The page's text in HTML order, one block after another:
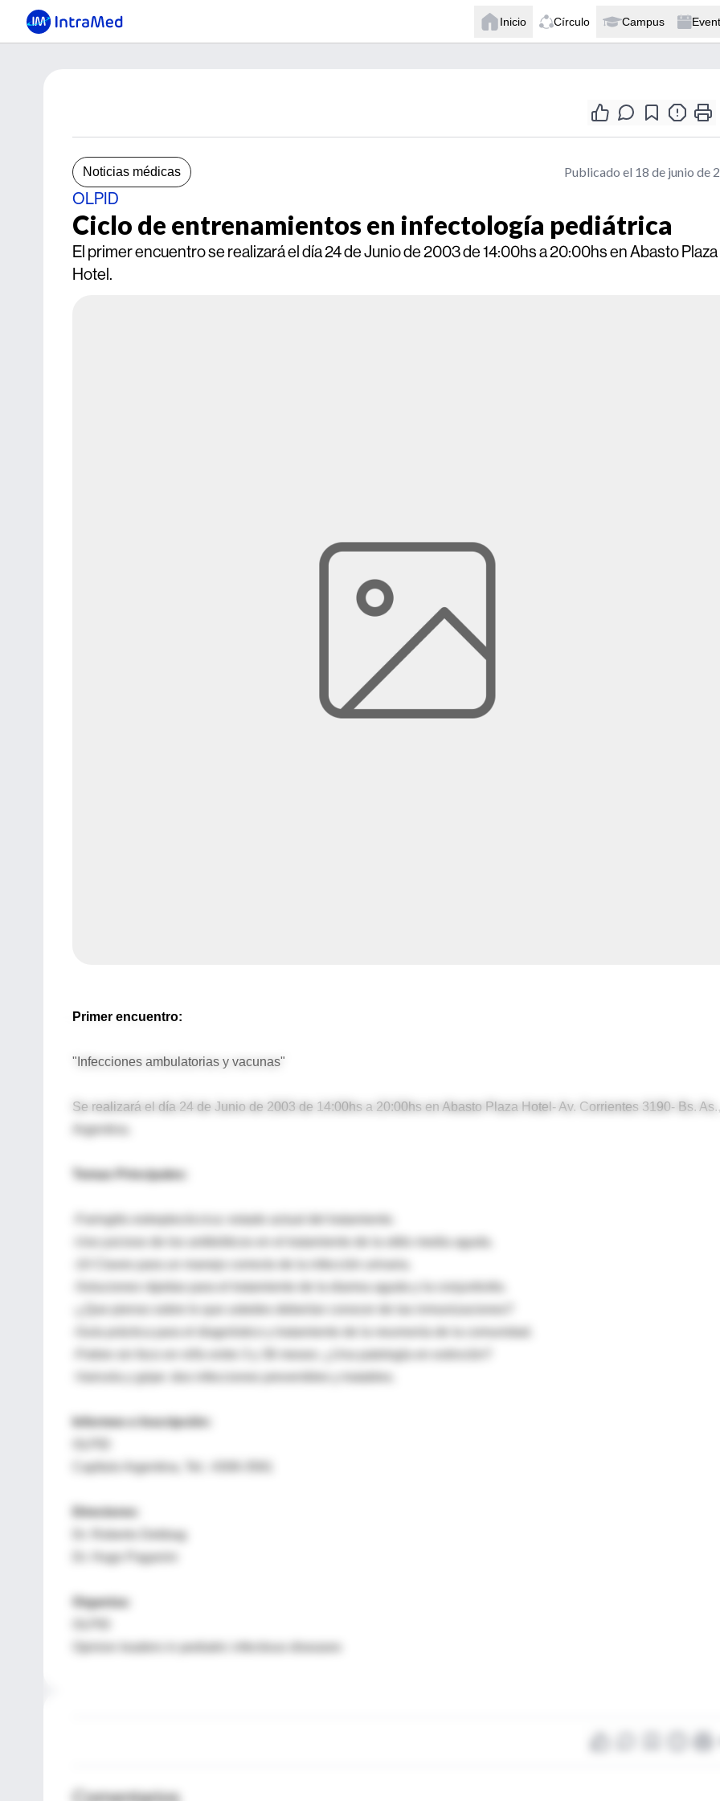
Inicio Círculo Campus
Noticias médicas Publicado el 18 de junio de
OLPID
Ciclo de entrenamientos en infectología pediátrica
El primer encuentro se realizará el día 24 de Junio de 2003 de 14:00hs a 20:00hs en Abasto Plaza
Hotel.
Primer encuentro:
"Infecciones ambulatorias y vacunas"
Se realizará el día 24 de Junio de 2003 de 14:00hs a 20:00hs en Abasto Plaza Hotel- Av. Corrientes 3190- Bs. As.,
Argentina.
Temas Principales:
-Faringitis estreptocóccica: estado actual del tratamiento.
-Uso juicioso de los antibióticos en el tratamiento de la otitis media aguda.
-Soluciones rápidas para el tratamiento de la diarrea aguda y la conjuntivitis.
-Guía práctica para el diagnóstico y tratamiento de la neumonía de la comunidad.
-Fiebre sin foco en niño entre 3 y 36 meses: ¿Una patología en extinción?
Informes e Inscripción:
Capítulo Argentina, Tel.: 4308-3581
Directores:
Dr. Roberto Debbag
Dr. Hugo Paganini
Organiza: